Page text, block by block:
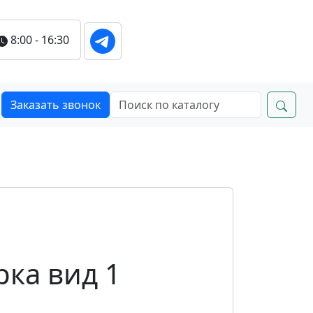
8:00 - 16:30
Заказать звонок
вид 1